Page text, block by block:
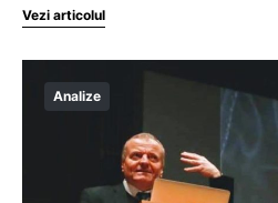
Vezi articolul
Analize